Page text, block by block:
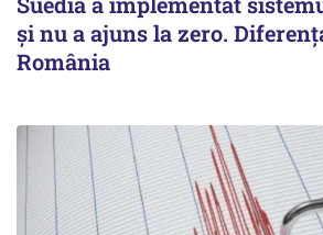
şi nu a ajuns la zero.
România